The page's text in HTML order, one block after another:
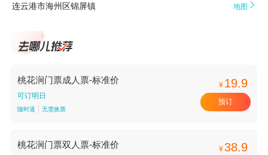
连云港市海州区锦屏镇 地图 
桃花涧门票成人票-标准价
可订明日
随时退 无需换票
¥ 19.9
预订
桃花涧门票双人票-标准价 ¥38.9